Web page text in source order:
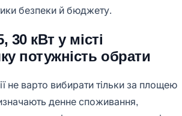
безпеки й бюджету.
30 кВт у місті
потужність обрати
не варто вибирати тільки за площею
денне споживання,